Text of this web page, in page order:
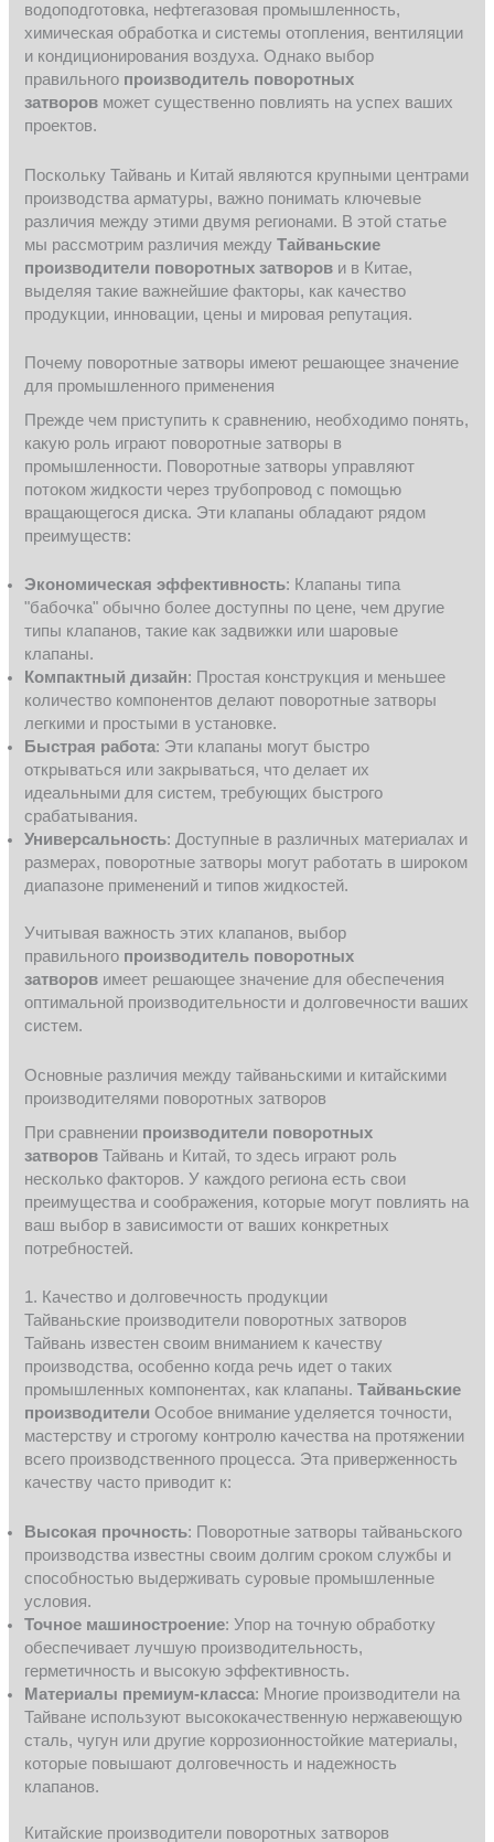
водоподготовка, нефтегазовая промышленность,
химическая обработка и системы отопления, вентиляции
и кондиционирования воздуха. Однако выбор
правильного производитель поворотных
затворов может существенно повлиять на успех ваших
проектов.
Поскольку Тайвань и Китай являются крупными центрами
производства арматуры, важно понимать ключевые
различия между этими двумя регионами. В этой статье
мы рассмотрим различия междуТайваньские
производители поворотных затворов и в Китае,
выделяя такие важнейшие факторы, как качество
продукции, инновации, цены и мировая репутация.
Почему поворотные затворы имеют решающее значение
для промышленного применения
Прежде чем приступить к сравнению, необходимо понять,
какую роль играют поворотные затворы в
промышленности. Поворотные затворы управляют
потоком жидкости через трубопровод с помощью
вращающегося диска. Эти клапаны обладают рядом
преимуществ:
Экономическая эффективность: Клапаны типа
"бабочка" обычно более доступны по цене, чем другие
типы клапанов, такие как задвижки или шаровые
клапаны.
Компактный дизайн: Простая конструкция и меньшее
количество компонентов делают поворотные затворы
легкими и простыми в установке.
Быстрая работа: Эти клапаны могут быстро
открываться или закрываться, что делает их
идеальными для систем, требующих быстрого
срабатывания.
Универсальность: Доступные в различных материалах и
размерах, поворотные затворы могут работать в широком
диапазоне применений и типов жидкостей.
Учитывая важность этих клапанов, выбор
правильного производитель поворотных
затворов имеет решающее значение для обеспечения
оптимальной производительности и долговечности ваших
систем.
Основные различия между тайваньскими и китайскими
производителями поворотных затворов
При сравнении производители поворотных
затворов Тайвань и Китай, то здесь играют роль
несколько факторов. У каждого региона есть свои
преимущества и соображения, которые могут повлиять на
ваш выбор в зависимости от ваших конкретных
потребностей.
1. Качество и долговечность продукции
Тайваньские производители поворотных затворов
Тайвань известен своим вниманием к качеству
производства, особенно когда речь идет о таких
промышленных компонентах, как клапаны.Тайваньские
производители Особое внимание уделяется точности,
мастерству и строгому контролю качества на протяжении
всего производственного процесса. Эта приверженность
качеству часто приводит к:
Высокая прочность: Поворотные затворы тайваньского
производства известны своим долгим сроком службы и
способностью выдерживать суровые промышленные
условия.
Точное машиностроение: Упор на точную обработку
обеспечивает лучшую производительность,
герметичность и высокую эффективность.
Материалы премиум-класса: Многие производители на
Тайване используют высококачественную нержавеющую
сталь, чугун или другие коррозионностойкие материалы,
которые повышают долговечность и надежность
клапанов.
Китайские производители поворотных затворов